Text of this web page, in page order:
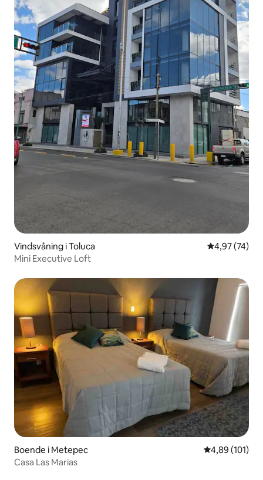
Vindsvåning i Toluca 4,97 av 5 i
4,97 (74)
Mini Executive Loft
Boende i Metepec 4,89 av 5 i
4,89 (101)
Casa Las Marias